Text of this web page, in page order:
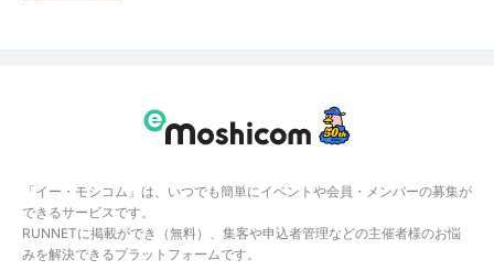
「イー・モシコム」は、いつでも簡単にイベントや会員・メンバーの募集が
できるサービスです。
RUNNETに掲載ができ（無料）、集客や申込者管理などの主催者様のお悩
みを解決できるプラットフォームです。